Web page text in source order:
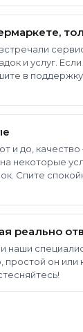
и услуг.
в
и до, качество
некоторые
Спите
реально
наши
он или